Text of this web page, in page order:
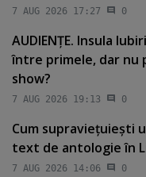
7 AUG 2026 17:27 0
AUDIENŢE. Insula
între primele, dar nu
show?
7 AUG 2026 19:13 0
Cum supravieţuieşti
text de antologie în
7 AUG 2026 14:06 0